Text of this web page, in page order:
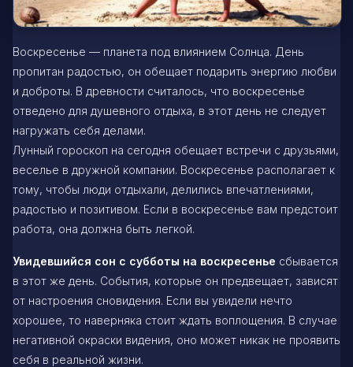
Воскресенье — планета под влиянием Солнца. День
пропитан радостью, он обещает подарить энергию любви
и доброты. В древности считалось, что воскресенье
отведено для душевного отдыха, в этот день не следует
нагружать себя делами.
Лунный гороскоп на сегодня обещает встречи с друзьями,
веселье в дружной компании. Воскресенье располагает к
тому, чтобы люди отдыхали, делились впечатлениями,
радостью и позитивом. Если в воскресенье вам предстоит
работа, она должна быть легкой.
Увидевшийся сон с субботы на воскресенье сбывается
в этот же день. События, которые он предвещает, зависят
от настроения сновидения. Если вы увидели нечто
хорошее, то наверняка стоит ждать воплощения. В случае
негативной окраски видения, оно может никак не проявить
себя в реальной жизни.